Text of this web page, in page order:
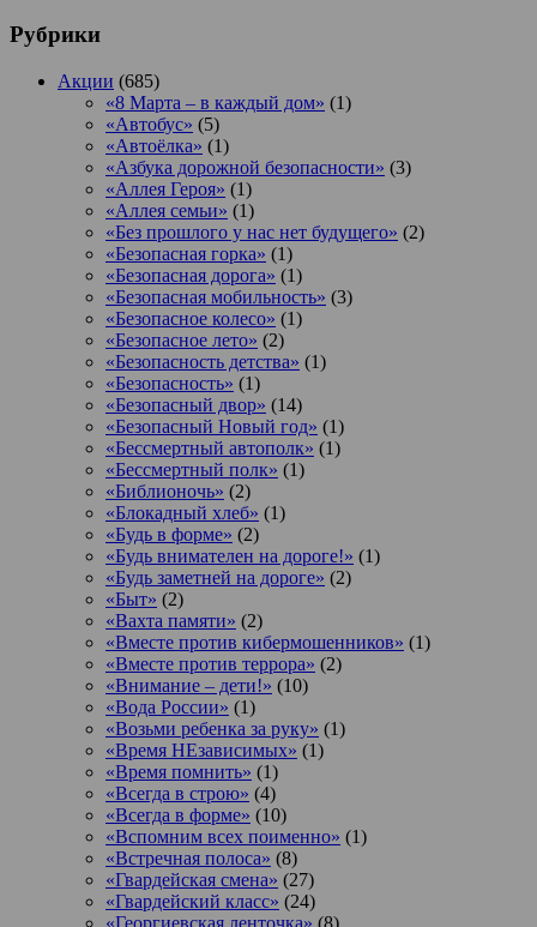
Рубрики
Акции (685)
«8 Марта – в каждый дом» (1)
«Автобус» (5)
«Автоёлка» (1)
«Азбука дорожной безопасности» (3)
«Аллея Героя» (1)
«Аллея семьи» (1)
«Без прошлого у нас нет будущего» (2)
«Безопасная горка» (1)
«Безопасная дорога» (1)
«Безопасная мобильность» (3)
«Безопасное колесо» (1)
«Безопасное лето» (2)
«Безопасность детства» (1)
«Безопасность» (1)
«Безопасный двор» (14)
«Безопасный Новый год» (1)
«Бессмертный автополк» (1)
«Бессмертный полк» (1)
«Библионочь» (2)
«Блокадный хлеб» (1)
«Будь в форме» (2)
«Будь внимателен на дороге!» (1)
«Будь заметней на дороге» (2)
«Быт» (2)
«Вахта памяти» (2)
«Вместе против кибермошенников» (1)
«Вместе против террора» (2)
«Внимание – дети!» (10)
«Вода России» (1)
«Возьми ребенка за руку» (1)
«Время НЕзависимых» (1)
«Время помнить» (1)
«Всегда в строю» (4)
«Всегда в форме» (10)
«Вспомним всех поименно» (1)
«Встречная полоса» (8)
«Гвардейская смена» (27)
«Гвардейский класс» (24)
«Георгиевская ленточка» (8)